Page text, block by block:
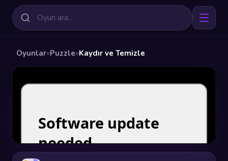
Oyunlar»Puzzle»Kaydır ve Temizle